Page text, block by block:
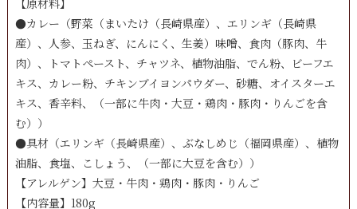
●カレー（野菜（まいたけ（長崎県産）、エリンギ（長崎県
産）、人参、玉ねぎ、にんにく、生姜）味噌、食肉（豚肉、牛
肉）、トマトペースト、チャツネ、植物油脂、でん粉、ビーフエ
キス、カレー粉、チキンブイヨンパウダー、砂糖、オイスターエ
キス、香辛料、（一部に牛肉・大豆・鶏肉・豚肉・りんごを含
む））
●具材（エリンギ（長崎県産）、ぶなしめじ（福岡県産）、植物
油脂、食塩、こしょう、（一部に大豆を含む））
【アレルゲン】大豆・牛肉・鶏肉・豚肉・りんご
【内容量】180g